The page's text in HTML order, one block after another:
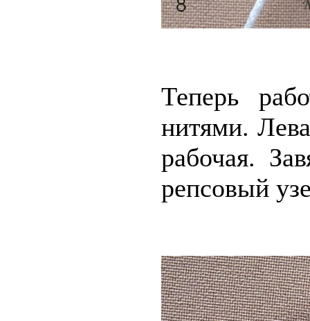
Теперь
нитями.
рабочая.
репсовый